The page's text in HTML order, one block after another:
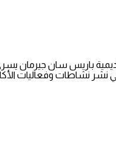
باريس سان جيرمان
نشاطات وفعاليات